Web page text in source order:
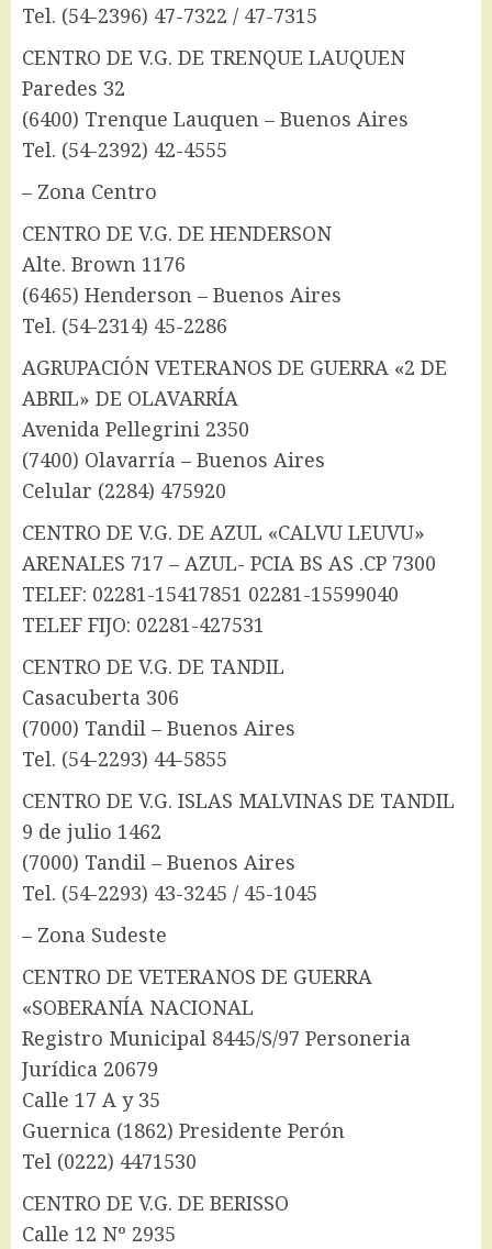
Tel. (54-2396) 47-7322 / 47-7315
CENTRO DE V.G. DE TRENQUE LAUQUEN
Paredes 32
(6400) Trenque Lauquen – Buenos Aires
Tel. (54-2392) 42-4555
– Zona Centro
CENTRO DE V.G. DE HENDERSON
Alte. Brown 1176
(6465) Henderson – Buenos Aires
Tel. (54-2314) 45-2286
AGRUPACIÓN VETERANOS DE GUERRA «2 DE
ABRIL» DE OLAVARRÍA
Avenida Pellegrini 2350
(7400) Olavarría – Buenos Aires
Celular (2284) 475920
CENTRO DE V.G. DE AZUL «CALVU LEUVU»
ARENALES 717 – AZUL- PCIA BS AS .CP 7300
TELEF: 02281-15417851 02281-15599040
TELEF FIJO: 02281-427531
CENTRO DE V.G. DE TANDIL
Casacuberta 306
(7000) Tandil – Buenos Aires
Tel. (54-2293) 44-5855
CENTRO DE V.G. ISLAS MALVINAS DE TANDIL
9 de julio 1462
(7000) Tandil – Buenos Aires
Tel. (54-2293) 43-3245 / 45-1045
– Zona Sudeste
CENTRO DE VETERANOS DE GUERRA
«SOBERANÍA NACIONAL
Registro Municipal 8445/S/97 Personeria
Jurídica 20679
Calle 17 A y 35
Guernica (1862) Presidente Perón
Tel (0222) 4471530
CENTRO DE V.G. DE BERISSO
Calle 12 Nº 2935